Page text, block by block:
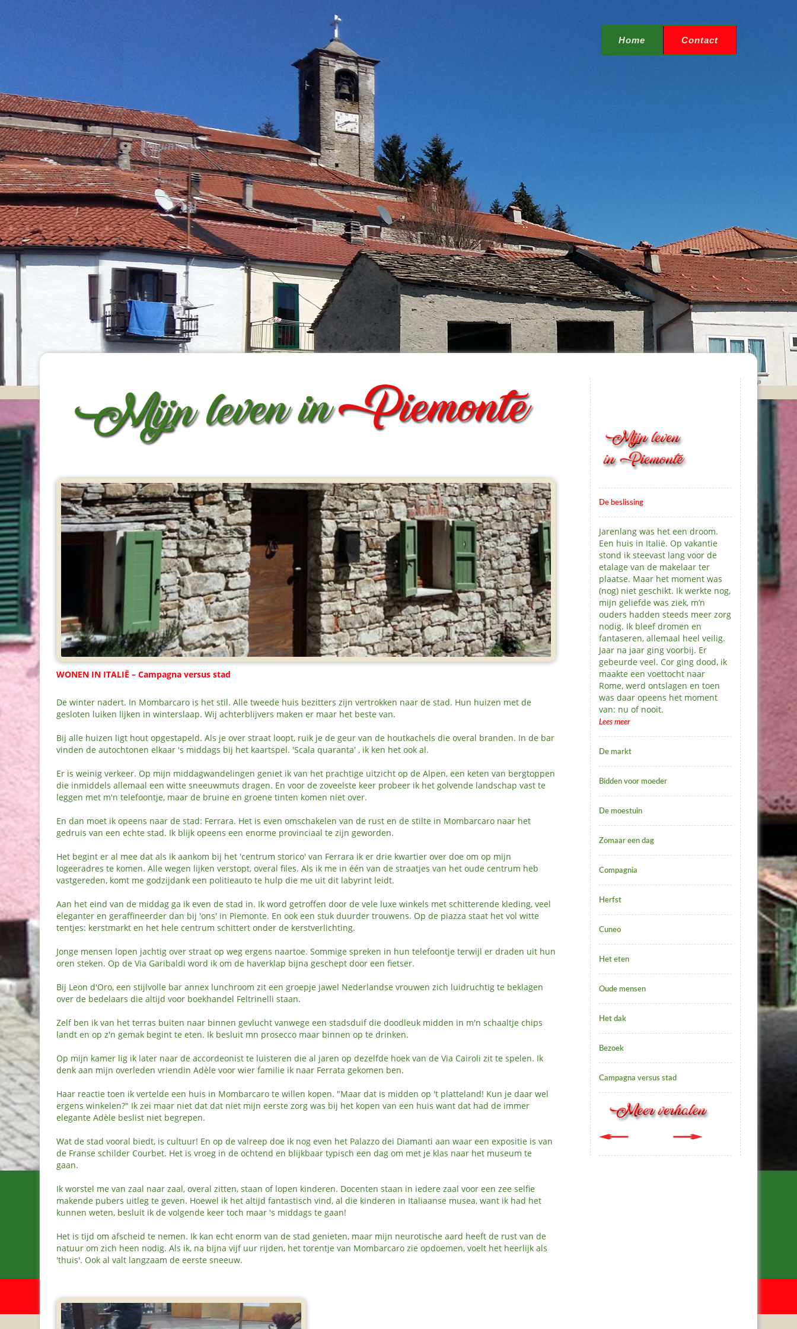
Home Contact
WONEN IN ITALIË – Campagna versus stad
De winter nadert. In Mombarcaro is het stil. Alle tweede huis bezitters zijn vertrokken naar de stad. Hun huizen met de
gesloten luiken lijken in winterslaap. Wij achterblijvers maken er maar het beste van.
Bij alle huizen ligt hout opgestapeld. Als je over straat loopt, ruik je de geur van de houtkachels die overal branden. In de bar
vinden de autochtonen elkaar 's middags bij het kaartspel. 'Scala quaranta' , ik ken het ook al.
Er is weinig verkeer. Op mijn middagwandelingen geniet ik van het prachtige uitzicht op de Alpen, een keten van bergtoppen
die inmiddels allemaal een witte sneeuwmuts dragen. En voor de zoveelste keer probeer ik het golvende landschap vast te
leggen met m'n telefoontje, maar de bruine en groene tinten komen niet over.
En dan moet ik opeens naar de stad: Ferrara. Het is even omschakelen van de rust en de stilte in Mombarcaro naar het
gedruis van een echte stad. Ik blijk opeens een enorme provinciaal te zijn geworden.
Het begint er al mee dat als ik aankom bij het 'centrum storico' van Ferrara ik er drie kwartier over doe om op mijn
logeeradres te komen. Alle wegen lijken verstopt, overal files. Als ik me in één van de straatjes van het oude centrum heb
vastgereden, komt me godzijdank een politieauto te hulp die me uit dit labyrint leidt.
Aan het eind van de middag ga ik even de stad in. Ik word getroffen door de vele luxe winkels met schitterende kleding, veel
eleganter en geraffineerder dan bij 'ons' in Piemonte. En ook een stuk duurder trouwens. Op de piazza staat het vol witte
tentjes: kerstmarkt en het hele centrum schittert onder de kerstverlichting.
Jonge mensen lopen jachtig over straat op weg ergens naartoe. Sommige spreken in hun telefoontje terwijl er draden uit hun
oren steken. Op de Via Garibaldi word ik om de haverklap bijna geschept door een fietser.
Bij Leon d'Oro, een stijlvolle bar annex lunchroom zit een groepje jawel Nederlandse vrouwen zich luidruchtig te beklagen
over de bedelaars die altijd voor boekhandel Feltrinelli staan.
Zelf ben ik van het terras buiten naar binnen gevlucht vanwege een stadsduif die doodleuk midden in m'n schaaltje chips
landt en op z'n gemak begint te eten. Ik besluit mn prosecco maar binnen op te drinken.
Op mijn kamer lig ik later naar de accordeonist te luisteren die al jaren op dezelfde hoek van de Via Cairoli zit te spelen. Ik
denk aan mijn overleden vriendin Adèle voor wier familie ik naar Ferrata gekomen ben.
Haar reactie toen ik vertelde een huis in Mombarcaro te willen kopen. "Maar dat is midden op 't platteland! Kun je daar wel
ergens winkelen?" Ik zei maar niet dat dat niet mijn eerste zorg was bij het kopen van een huis want dat had de immer
elegante Adèle beslist niet begrepen.
Wat de stad vooral biedt, is cultuur! En op de valreep doe ik nog even het Palazzo dei Diamanti aan waar een expositie is van
de Franse schilder Courbet. Het is vroeg in de ochtend en blijkbaar typisch een dag om met je klas naar het museum te
gaan.
Ik worstel me van zaal naar zaal, overal zitten, staan of lopen kinderen. Docenten staan in iedere zaal voor een zee selfie
makende pubers uitleg te geven. Hoewel ik het altijd fantastisch vind, al die kinderen in Italiaanse musea, want ik had het
kunnen weten, besluit ik de volgende keer toch maar 's middags te gaan!
Het is tijd om afscheid te nemen. Ik kan echt enorm van de stad genieten, maar mijn neurotische aard heeft de rust van de
natuur om zich heen nodig. Als ik, na bijna vijf uur rijden, het torentje van Mombarcaro zie opdoemen, voelt het heerlijk als
'thuis'. Ook al valt langzaam de eerste sneeuw.
De beslissing
Jarenlang was het een droom.
Een huis in Italië. Op vakantie
stond ik steevast lang voor de
etalage van de makelaar ter
plaatse. Maar het moment was
(nog) niet geschikt. Ik werkte nog,
mijn geliefde was ziek, m’n
ouders hadden steeds meer zorg
nodig. Ik bleef dromen en
fantaseren, allemaal heel veilig.
Jaar na jaar ging voorbij. Er
gebeurde veel. Cor ging dood, ik
maakte een voettocht naar
Rome, werd ontslagen en toen
was daar opeens het moment
van: nu of nooit.
Lees meer
De markt
Bidden voor moeder
De moestuin
Zomaar een dag
Compagnia
Herfst
Cuneo
Het eten
Oude mensen
Het dak
Bezoek
Campagna versus stad